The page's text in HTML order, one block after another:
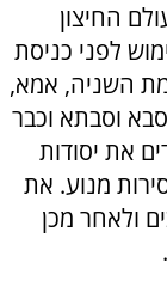
החיצון
לפני כניסת
השניה, אמא,
וסבתא וכבר
את יסודות
מנוע. את
ולאחר מכן